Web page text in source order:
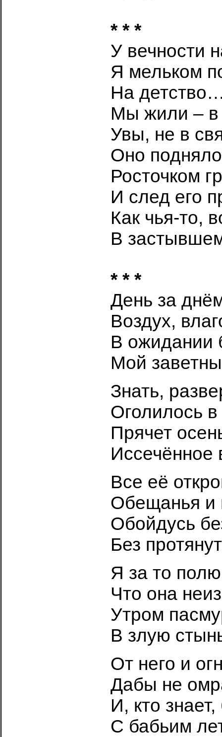
* * *
У вечности
Я мельком
На
Мы жили – в
Увы, не в
Оно
Росточком
И след его
Как чья-то,
В
* * *
День за
Воздух,
В ожидании
Мой
Знать,
Оголилось в
Прячет
Иссечённое
Все её
Обещанья и
Обойдусь
Без
Я за то
Что она
Утром
В злую
От него и
Дабы не
И, кто
С бабьим